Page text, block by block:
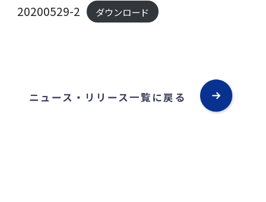
20200529-2 ダウンロード
ニュース・リリース一覧に戻る